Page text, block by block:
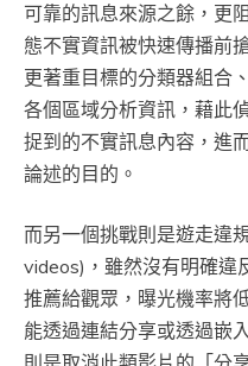
可靠的訊息來源之餘，更
態不實資訊被快速傳播前
更著重目標的分類器組合
各個區域分析資訊，藉此
捉到的不實訊息內容，進
論述的目的。
而另一個挑戰則是遊走違
videos)，雖然沒有明確違
推薦給觀眾，曝光機率將
能透過連結分享或透過嵌